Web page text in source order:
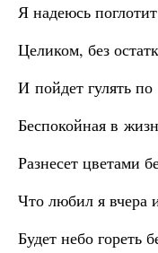
Я надеюсь
Целиком, без
И пойдет гулять по
Беспокойная в
Разнесет цветами
Что любил я вчера
Будет небо гореть